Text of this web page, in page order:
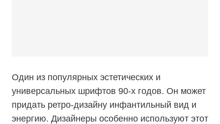
Один из популярных эстетических и
универсальных шрифтов 90-х годов. Он может
придать ретро-дизайну инфантильный вид и
энергию. Дизайнеры особенно используют этот